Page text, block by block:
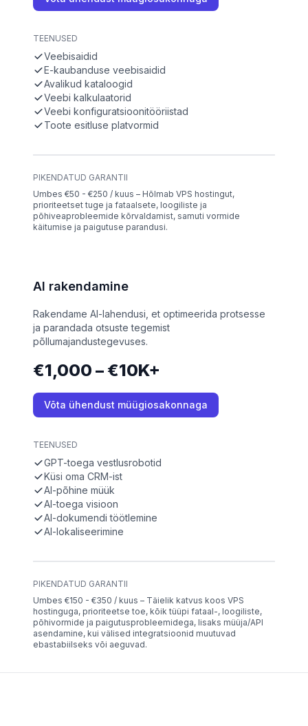
TEENUSED
Veebisaidid
E-kaubanduse veebisaidid
Avalikud kataloogid
Veebi kalkulaatorid
Veebi konfiguratsioonitööriistad
Toote esitluse platvormid
PIKENDATUD GARANTII
Umbes €50 - €250 / kuus – Hõlmab VPS hostingut,
prioriteetset tuge ja fataalsete, loogiliste ja
põhiveaprobleemide kõrvaldamist, samuti vormide
käitumise ja paigutuse parandusi.
AI rakendamine
Rakendame AI-lahendusi, et optimeerida protsesse
ja parandada otsuste tegemist
põllumajandustegevuses.
€1,000 – €10K+
Võta ühendust müügiosakonnaga
TEENUSED
GPT-toega vestlusrobotid
Küsi oma CRM-ist
AI-põhine müük
AI-toega visioon
AI-dokumendi töötlemine
AI-lokaliseerimine
PIKENDATUD GARANTII
Umbes €150 - €350 / kuus – Täielik katvus koos VPS
hostinguga, prioriteetse toe, kõik tüüpi fataal-, loogiliste,
põhivormide ja paigutusprobleemidega, lisaks müüja/API
asendamine, kui välised integratsioonid muutuvad
ebastabiilseks või aeguvad.